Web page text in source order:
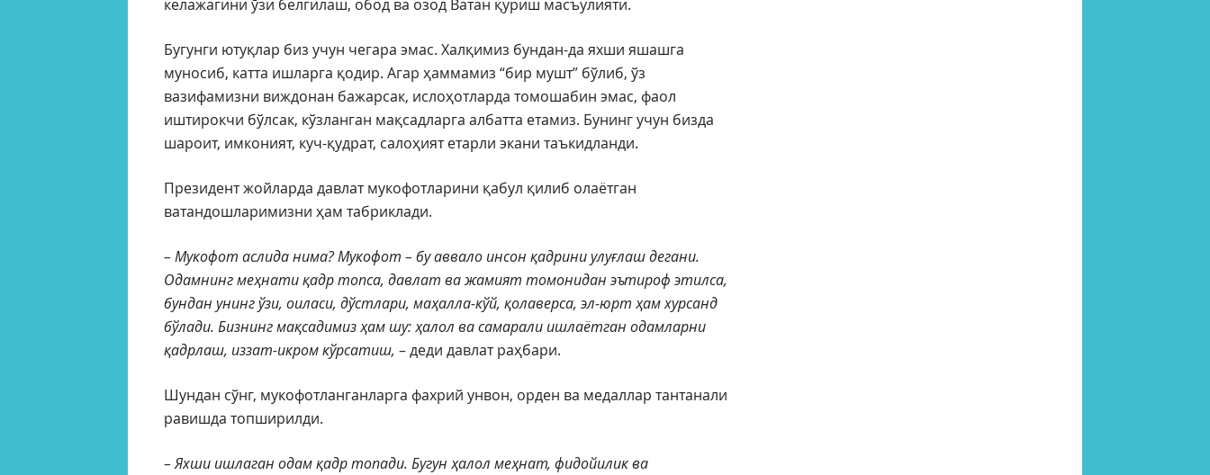
келажагини ўзи белгилаш, обод ва озод Ватан қуриш масъулияти.
Бугунги ютуқлар биз учун чегара эмас. Халқимиз бундан-да яхши яшашга
муносиб, катта ишларга қодир. Агар ҳаммамиз “бир мушт” бўлиб, ўз
вазифамизни виждонан бажарсак, ислоҳотларда томошабин эмас, фаол
иштирокчи бўлсак, кўзланган мақсадларга албатта етамиз. Бунинг учун бизда
шароит, имконият, куч-қудрат, салоҳият етарли экани таъкидланди.
Президент жойларда давлат мукофотларини қабул қилиб олаётган
ватандошларимизни ҳам табриклади.
– Мукофот аслида нима? Мукофот – бу аввало инсон қадрини улуғлаш дегани.
Одамнинг меҳнати қадр топса, давлат ва жамият томонидан эътироф этилса,
бундан унинг ўзи, оиласи, дўстлари, маҳалла-кўй, қолаверса, эл-юрт ҳам хурсанд
бўлади. Бизнинг мақсадимиз ҳам шу: ҳалол ва самарали ишлаётган одамларни
қадрлаш, иззат-икром кўрсатиш, – деди давлат раҳбари.
Шундан сўнг, мукофотланганларга фахрий унвон, орден ва медаллар тантанали
равишда топширилди.
– Яхши ишлаган одам қадр топади. Бугун ҳалол меҳнат, фидойилик ва